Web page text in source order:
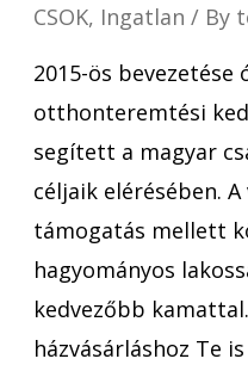
CSOK, Ingatlan / By
2015-ös bevezetése
otthonteremtési
segített a magyar
céljaik elérésében.
támogatás mellett
hagyományos
kedvezőbb
házvásárláshoz Te